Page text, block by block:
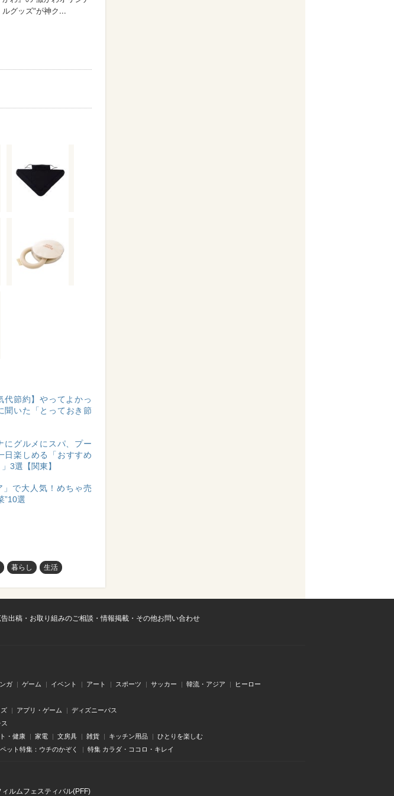
代節約】やってよかっ
聞いた「とっておき節
にグルメにスパ、プー
日楽しめる「おすすめ
3選【関東】
」で大人気！めちゃ売
”10選
暮らし 生活
告出稿・お取り組みのご相談・情報掲載・その他お問い合わせ
ガ ゲーム イベント アート スポーツ サッカー 韓流・アジア ヒーロー
アプリ・ゲーム ディズニーパス
・健康 家電 文房具 雑貨 キッチン用品 ひとりを楽しむ
ペット特集：ウチのかぞく 特集 カラダ・ココロ・キレイ
ィルムフェスティバル(PFF)